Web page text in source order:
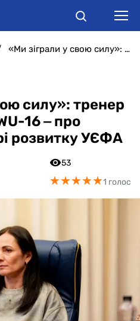
«Ми зіграли у свою силу»: тренер збірної України WU-16 ‒ про виступ на Турнірі розвитку УЄФА
силу»: тренер
16 ‒ про
розвитку УЄФА
53
★★★★★
★★★★★1 голос